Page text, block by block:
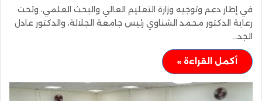
في إطار دعم وتوجيه وزارة التعليم العالي والبحث العلمي، وتحت
رعاية الدكتور محمد الشناوي رئيس جامعة الجلالة، والدكتور عادل
الجد…
أكمل القراءة »